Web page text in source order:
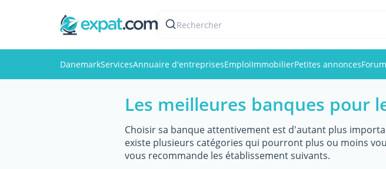
Rechercher
DanemarkServicesAnnuaire d'entreprisesEmploiImmobilierPetites annoncesForum
Les meilleures banques pour
Choisir sa banque attentivement est d'autant plus
existe plusieurs catégories qui pourront plus ou moins
vous recommande les établissement suivants.